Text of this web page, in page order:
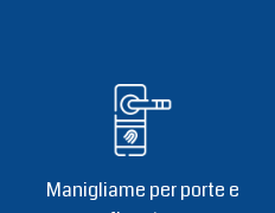
Manigliame per porte e